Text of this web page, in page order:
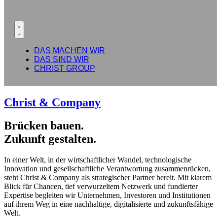
DAS MACHEN WIR
DAS SIND WIR
CHRIST GROUP
Christ & Company
Brücken bauen.
Zukunft gestalten.
In einer Welt, in der wirtschaftlicher Wandel, technologische
Innovation und gesellschaftliche Verantwortung zusammenrücken,
steht Christ & Company als strategischer Partner bereit. Mit klarem
Blick für Chancen, tief verwurzeltem Netzwerk und fundierter
Expertise begleiten wir Unternehmen, Investoren und Institutionen
auf ihrem Weg in eine nachhaltige, digitalisierte und zukunftsfähige
Welt.